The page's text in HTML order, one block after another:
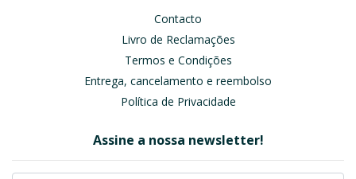
Contacto
Livro de Reclamações
Termos e Condições
Entrega, cancelamento e reembolso
Política de Privacidade
Assine a nossa newsletter!